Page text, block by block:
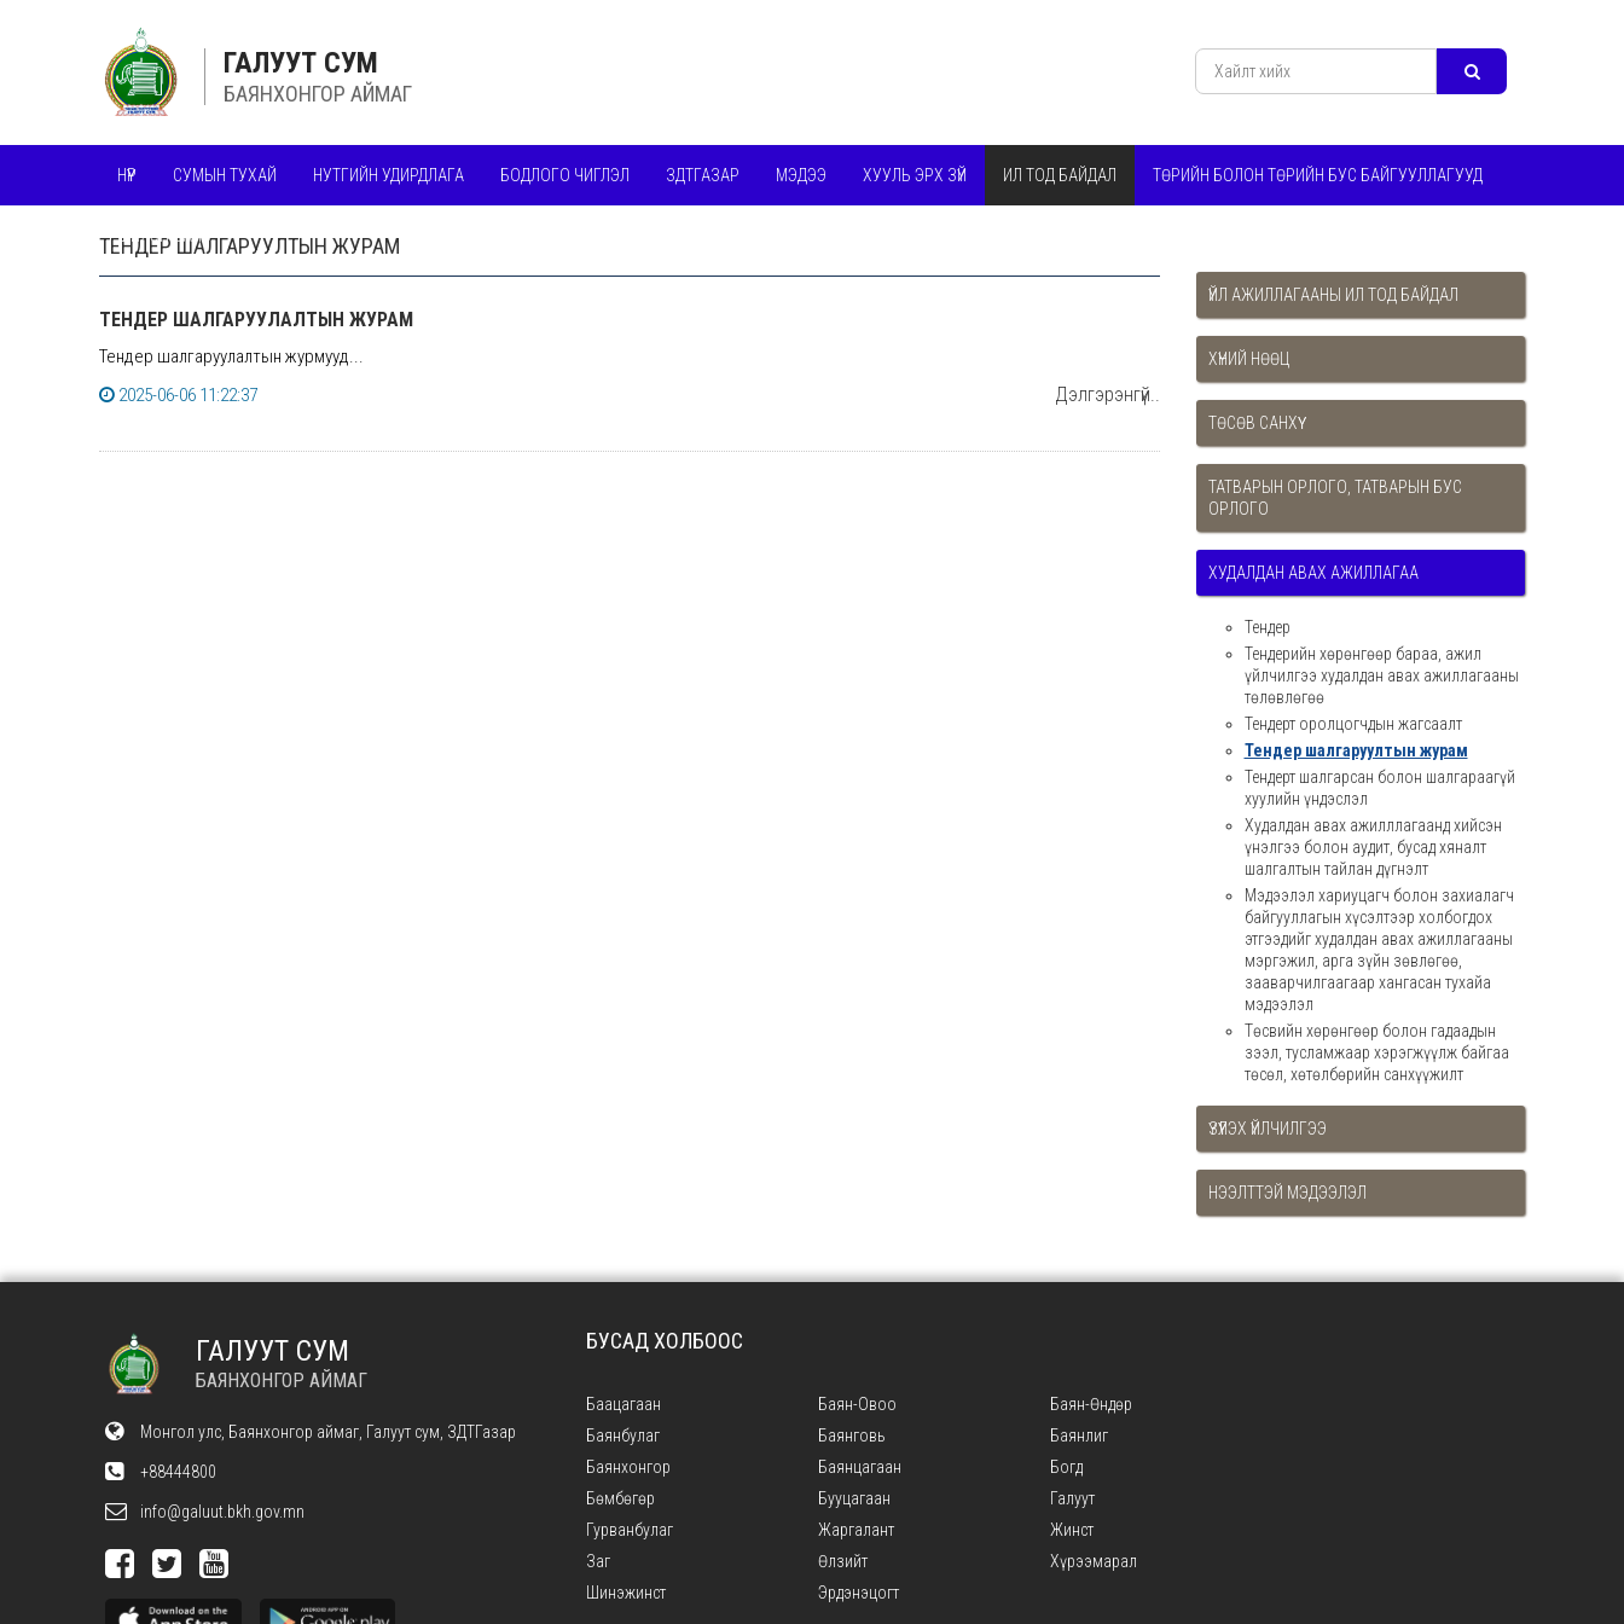
ГАЛУУТ СУМ
БАЯНХОНГОР АЙМАГ
НҮҮР СУМЫН ТУХАЙ НУТГИЙН УДИРДЛАГА БОДЛОГО ЧИГЛЭЛ ЗДТГАЗАР МЭДЭЭ ХУУЛЬ ЭРХ ЗҮЙ ИЛ ТОД БАЙДАЛ ТӨРИЙН БОЛОН ТӨРИЙН БУС БАЙГУУЛЛАГУУД
ШИЛЭН ДАНС
ТЕНДЕР ШАЛГАРУУЛТЫН ЖУРАМ
ТЕНДЕР ШАЛГАРУУЛАЛТЫН ЖУРАМ
Тендер шалгаруулалтын журмууд...
2025-06-06 11:22:37
Дэлгэрэнгүй..
ҮЙЛ АЖИЛЛАГААНЫ ИЛ ТОД БАЙДАЛ
ХҮНИЙ НӨӨЦ
ТӨСӨВ САНХҮҮ
ТАТВАРЫН ОРЛОГО, ТАТВАРЫН БУС
ОРЛОГО
ХУДАЛДАН АВАХ АЖИЛЛАГАА
Тендер
Тендерийн хөрөнгөөр бараа, ажил
үйлчилгээ худалдан авах ажиллагааны
төлөвлөгөө
Тендерт оролцогчдын жагсаалт
Тендер шалгаруултын журам
Тендерт шалгарсан болон шалгараагүй
хуулийн үндэслэл
Худалдан авах ажилллагаанд хийсэн
үнэлгээ болон аудит, бусад хяналт
шалгалтын тайлан дүгнэлт
Мэдээлэл хариуцагч болон захиалагч
байгууллагын хүсэлтээр холбогдох
этгээдийг худалдан авах ажиллагааны
мэргэжил, арга зүйн зөвлөгөө,
зааварчилгаагаар хангасан тухайа
мэдээлэл
Төсвийн хөрөнгөөр болон гадаадын
зээл, тусламжаар хэрэгжүүлж байгаа
төсөл, хөтөлбөрийн санхүүжилт
ҮЗҮҮЛЭХ ҮЙЛЧИЛГЭЭ
НЭЭЛТТЭЙ МЭДЭЭЛЭЛ
ГАЛУУТ СУМ
БАЯНХОНГОР АЙМАГ
Монгол улс, Баянхонгор аймаг, Галуут сум, ЗДТГазар
+88444800
info@galuut.bkh.gov.mn
БУСАД ХОЛБООС
Баацагаан Баян-Овоо
Баян-Өндөр
Баянбулаг
Баянговь
Баянлиг
Баянхонгор
Баянцагаан
Богд
Бөмбөгөр
Бууцагаан
Галуут
Гурванбулаг
Жаргалант
Жинст
Заг
Өлзийт
Хүрээмарал
Шинэжинст
Эрдэнэцогт